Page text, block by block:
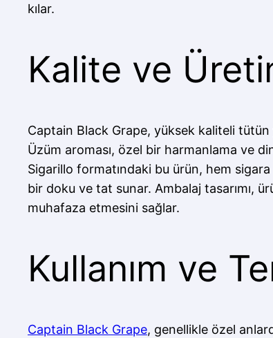
kılar.
Kalite ve
Captain Black Grape, yüksek kaliteli tütün
Üzüm aroması, özel bir harmanlama ve
Sigarillo formatındaki bu ürün, hem
bir doku ve tat sunar. Ambalaj tasarımı,
muhafaza etmesini sağlar.
Kullanım ve
Captain Black Grape, genellikle özel